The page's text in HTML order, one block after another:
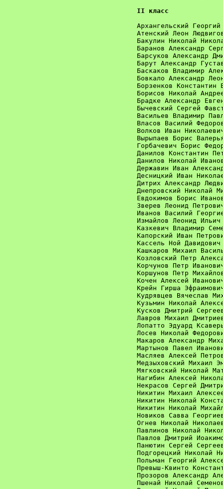
II класс
Архангельский
Атенский Леон
Бакулин Николай
Баранов Александр
Барсуков Александр
Барут Александр
Баскаков Владимир
Бовкало Александр
Борзенков Константин
Борисов Николай
Брадке Александр
Бычевский Сергей
Васильев Владимир
Власов Василий
Волков Иван
Вырыпаев Борис
Горбачевич Борис
Данилов Константин
Данилов Николай
Державин Иван
Десницкий Иван
Дитрих Александр
Днепровский Николай
Евдокимов Борис
Зверев Леонид
Иванов Василий
Измайлов Леонид
Казкевич Владимир
Капорский Иван
Кассель Ной
Кашкаров Михаил
Козловский Петр
Корчунов Петр
Коршунов Петр
Кочен Алексей
Крейн Гирша
Кудрявцев Вячеслав
Кузьмин Николай
Кусков Дмитрий
Лавров Михаил
Лопатто Эдуард
Лосев Николай
Макаров Александр
Мартынов Павел
Масляев Алексей
Медзыховский Михаил
Мягковский Николай
Нагибин Алексей
Некрасов Сергей
Никитин Михаил
Никитин Николай
Никитин Николай
Новиков Савва
Огнев Николай
Павлинов Николай
Павлов Дмитрий
Панютин Сергей
Подгорецкий Николай
Польман Георгий
Превыш-Квинто
Прозоров Александр
Пшенай Николай